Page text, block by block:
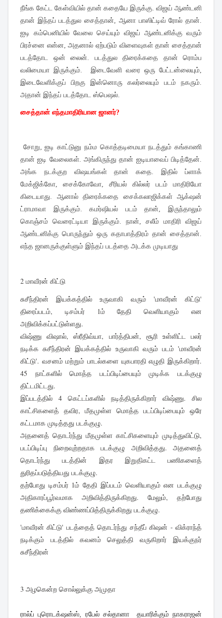
நீங்க கேட்ட கேள்வியில் தான் கதையே இருக்கு. விஜய் ஆண்டனி
தான் இந்தப் படத்துல சைத்தான், ஆனா பாஸிட்டிவ் ரோல் தான்.
ஐடி கம்பெனியில் வேலை செய்யும் விஜய் ஆண்டனிக்கு வரும்
பிரச்னை என்ன, அதனால் ஏற்படும் விளைவுகள் தான் சைத்தான்
படத்தோட ஒன் லைன். படத்துல திரைக்கதை தான் ரொம்ப
வலிமையா இருக்கும். இடைவேளி வரை ஒரு பேட்டன்லையும்,
இடைவேளிக்குப் பிறகு இன்னொரு கலர்லையும் படம் நகரும்.
அதான் இந்தப் படத்தோட ஸ்பெஷல்.
சைத்தான் எந்தமாதிரியான ஜானர்?
சோறு, ஐடி காட்டுனு நம்ம கொத்தடிமையா நடத்தும் கங்காணி
தான் ஐடி வேலைகள். அங்கிருந்து தான் ஐடியாவைப் பிடித்தேன்.
அங்க நடக்குற விஷயங்கள் தான் கதை. இதில் ப்ளாக்
மேக்ஜிக்கோ, சைக்கோவோ, சீரியல் கில்லர் படம் மாதிரியோ
கிடையாது. ஆனால் திரைக்கதை சைக்கலாஜிக்கள் ஆக்‌ஷன்
ட்ராமாவா இருக்கும். கமர்ஷியல் படம் தான், இருந்தாலும்
கொஞ்சம் வெரைட்டியா இருக்கும். நான், சலீம் மாதிரி விஜய்
ஆண்டனிக்கு பொருந்தும் ஒரு கதாபாத்திரம் தான் சைத்தான்.
எந்த ஜானருக்குள்ளும் இந்தப் படத்தை அடக்க முடியாது
2 மாவீரன் கிட்டு
சுசீந்திரன் இயக்கத்தில் உருவாகி வரும் 'மாவீரன் கிட்டு'
திரைப்படம், டிசம்பர் 1ம் தேதி வெளியாகும் என
அறிவிக்கப்பட்டுள்ளது.
விஷ்ணு விஷால், ஸ்ரீதிவ்யா, பார்த்திபன், சூரி உள்ளிட்ட பலர்
நடிக்க சுசீந்திரன் இயக்கத்தில் உருவாகி வரும் படம் 'மாவீரன்
கிட்டு'. வசனம் மற்றும் பாடல்களை யுகபாரதி எழுதி இருக்கிறார்.
45 நாட்களில் மொத்த படப்பிடிப்பையும் முடிக்க படக்குழு
திட்டமிட்டது.
இப்படத்தில் 4 கெட்டப்களில் நடித்திருக்கிறார் விஷ்ணு. சில
காட்சிகளைத் தவிர, மீதமுள்ள மொத்த படப்பிடிப்பையும் ஒரே
கட்டமாக முடித்தது படக்குழு.
அதனைத் தொடர்ந்து மீதமுள்ள காட்சிகளையும் முடித்துவிட்டு,
படப்பிடிப்பு நிறைவுற்றதாக படக்குழு அறிவித்தது. அதனைத்
தொடர்ந்து படத்தின் இதர இறுதிகட்ட பணிகளைத்
துரிதப்படுத்தியது படக்குழு.
தற்போது டிசம்பர் 1ம் தேதி இப்படம் வெளியாகும் என படக்குழு
அதிகாரப்பூர்வமாக அறிவித்திருக்கிறது. மேலும், தற்போது
தணிக்கைக்கு விண்ணப்பித்திருக்கிறது படக்குழு.
'மாவீரன் கிட்டு' படத்தைத் தொடர்ந்து சந்தீப் கிஷன் - விக்ராந்த்
நடிக்கும் படத்தில் கவனம் செலுத்தி வருகிறார் இயக்குநர்
சுசீந்திரன்
3 அழகென்ற சொல்லுக்கு அமுதா
ரால்ப் புரொடக்‌ஷன்ஸ், ரபேல் சல்தானா தயாரிக்கும் நாகராஜன்